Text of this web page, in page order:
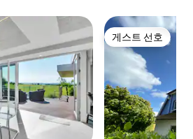
게스트 선호
게스트 선호